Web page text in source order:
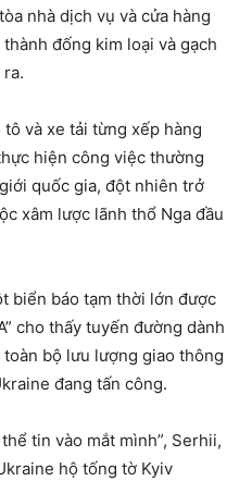
nhà dịch vụ và cửa hàng
đống kim loại và gạch
và xe tải từng xếp hàng
hiện công việc thường
quốc gia, đột nhiên trở
xâm lược lãnh thổ Nga đầu
biển báo tạm thời lớn được
cho thấy tuyến đường dành
bộ lưu lượng giao thông
đang tấn công.
tin vào mắt mình”, Serhii,
hộ tống tờ Kyiv